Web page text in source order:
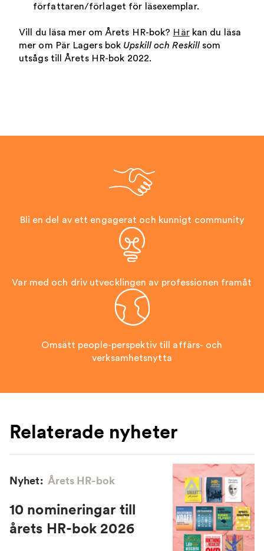
författaren/förlaget för läsexemplar.
Vill du läsa mer om Årets HR-bok? Härkan du läsa
mer om Pär Lagers bok Upskill och Reskill som
utsågs till Årets HR-bok 2022.
Bli en del av ett engagerat och kunnigt community
Var med och driv utvecklingen av professionen framåt
Omsätt people-perspektiv till affärs- och
verksamhetsnytta
Relaterade nyheter
Nyhet: Årets HR-bok
10 nomineringar till
årets HR-bok 2026